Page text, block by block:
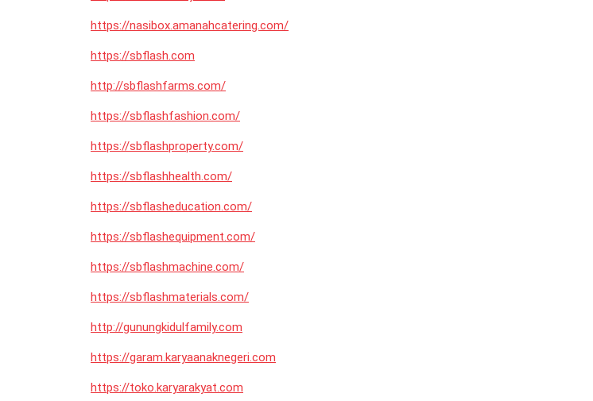
https://nasibox.amanahcatering.com/
https://sbflash.com
http://sbflashfarms.com/
https://sbflashfashion.com/
https://sbflashproperty.com/
https://sbflashhealth.com/
https://sbflasheducation.com/
https://sbflashequipment.com/
https://sbflashmachine.com/
https://sbflashmaterials.com/
http://gunungkidulfamily.com
https://garam.karyaanaknegeri.com
https://toko.karyarakyat.com